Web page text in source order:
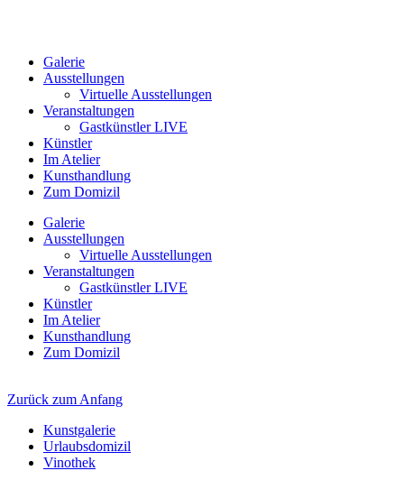
Galerie
Ausstellungen
Virtuelle Ausstellungen
Veranstaltungen
Gastkünstler LIVE
Künstler
Im Atelier
Kunsthandlung
Zum Domizil
Galerie
Ausstellungen
Virtuelle Ausstellungen
Veranstaltungen
Gastkünstler LIVE
Künstler
Im Atelier
Kunsthandlung
Zum Domizil
Zurück zum Anfang
Kunstgalerie
Urlaubsdomizil
Vinothek